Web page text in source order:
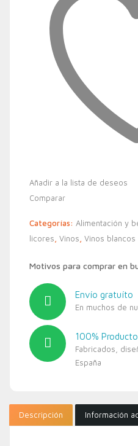
Añadir a la lista de deseos
Comparar
Categorías: Alimentación y
licores Vinos Vinos blancos
Motivos para comprar en
Envío gratuíto
En muchos de
100%
Fabricados,
España
Descripción Información